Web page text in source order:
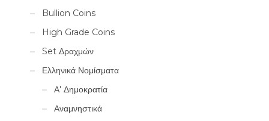
Bullion Coins
High Grade Coins
Set Δραχμών
Ελληνικά Νομίσματα
Α' Δημοκρατία
Αναμνηστικά